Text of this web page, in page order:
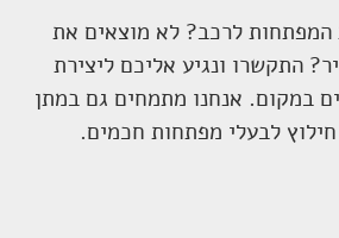
לרכב? לא מוצאים את
התקשרו ונגיע אליכם ליצירת
במקום. אנחנו מתמחים גם במתן
חילוץ לבעלי מפתחות חכמים.